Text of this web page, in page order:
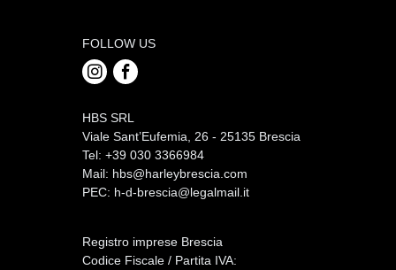
FOLLOW US
HBS SRL
Viale Sant’Eufemia, 26 - 25135 Brescia
Tel: +39 030 3366984
Mail: hbs@harleybrescia.com
PEC: h-d-brescia@legalmail.it
Registro imprese Brescia
Codice Fiscale / Partita IVA: